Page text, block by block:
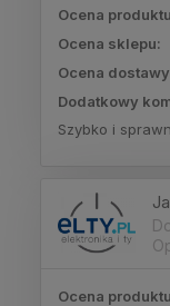
Ocena
Ocena sklepu:
Ocena
Dodatkowy
Szybko i
Ocena